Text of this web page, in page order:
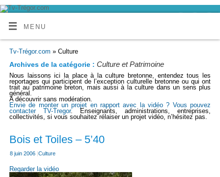
MENU
Tv-Trégor.com » Culture
Archives de la catégorie : Culture et Patrimoine
Nous laissons ici la place à la culture bretonne, entendez tous les
reportages qui participent de l’exception culturelle bretonne ou qui ont
trait au patrimoine breton, mais aussi à la culture dans un sens plus
général.
A découvrir sans modération.
Envie de monter un projet en rapport avec la vidéo ? Vous pouvez
contacter TV-Tregor. Enseignants, administrations, entreprises,
collectivités, si vous souhaitez rélaiser un projet vidéo, n’hésitez pas.
Bois et Toiles – 5’40
8 juin 2006 |Culture
Regarder la vidéo